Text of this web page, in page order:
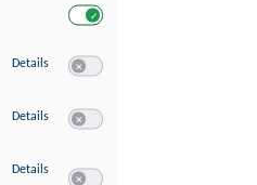
Details zu Erstellung von Profilen für
Details zu Verwendung von Profilen zur
Details zu Messung der Werbeleistung